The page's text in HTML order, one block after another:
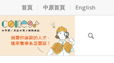
首頁 中原首頁 English